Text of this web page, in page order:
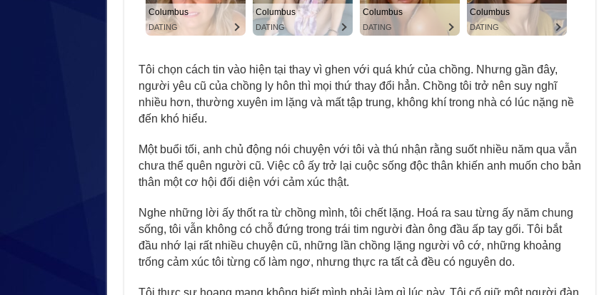
Tôi chọn cách tin vào hiện tại thay vì ghen với quá khứ của chồng. Nhưng gần đây,
người yêu cũ của chồng ly hôn thì mọi thứ thay đổi hẳn. Chồng tôi trở nên suy nghĩ
nhiều hơn, thường xuyên im lặng và mất tập trung, không khí trong nhà có lúc nặng nề
đến khó hiểu.
Một buổi tối, anh chủ động nói chuyện với tôi và thú nhận rằng suốt nhiều năm qua vẫn
chưa thể quên người cũ. Việc cô ấy trở lại cuộc sống độc thân khiến anh muốn cho bản
thân một cơ hội đối diện với cảm xúc thật.
Nghe những lời ấy thốt ra từ chồng mình, tôi chết lặng. Hoá ra sau từng ấy năm chung
sống, tôi vẫn không có chỗ đứng trong trái tim người đàn ông đầu ấp tay gối. Tôi bắt
đầu nhớ lại rất nhiều chuyện cũ, những lần chồng lặng người vô cớ, những khoảng
trống cảm xúc tôi từng cố làm ngơ, nhưng thực ra tất cả đều có nguyên do.
Tôi thực sự hoang mang không biết mình phải làm gì lúc này. Tôi cố giữ một người đàn